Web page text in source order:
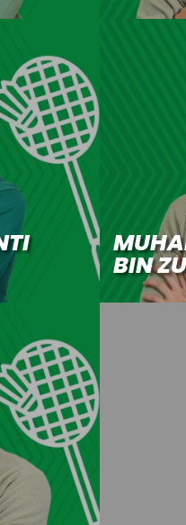
BIN